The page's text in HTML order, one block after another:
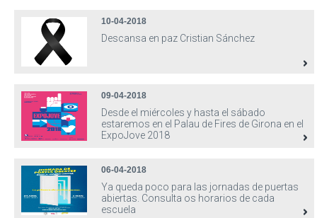
10-04-2018
Descansa en paz Cristian Sánchez
09-04-2018
Desde el miércoles y hasta el sábado
estaremos en el Palau de Fires de Girona en el
ExpoJove 2018
06-04-2018
Ya queda poco para las jornadas de puertas
abiertas. Consulta os horarios de cada
escuela